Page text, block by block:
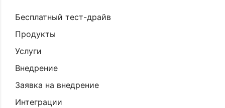
Бесплатный тест-драйв
Продукты
Услуги
Внедрение
Заявка на внедрение
Интеграции